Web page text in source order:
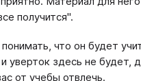
получится".
что он будет
уверток здесь не
от учебы отвлечь.